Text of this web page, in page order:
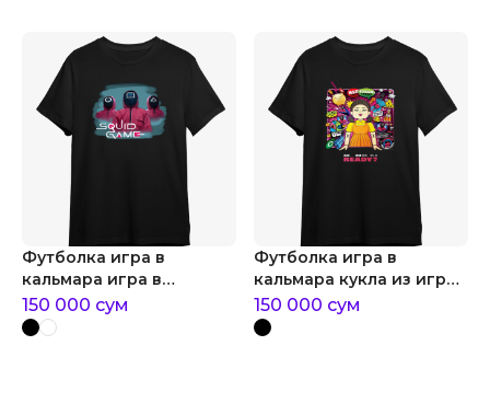
Футболка игра в
кальмара игра в
кальмара охранники
150 000 сум
Футболка игра в
кальмара кукла из игры
в кальмара
150 000 сум